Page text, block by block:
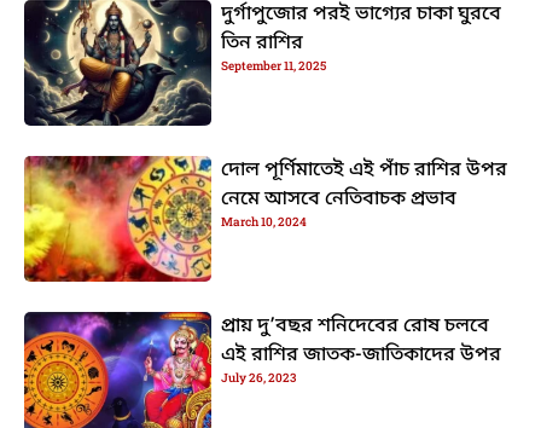
দুর্গাপুজোর পরই ভাগ্যের চাকা ঘুরবে
তিন রাশির
September 11, 2025
দোল পূর্ণিমাতেই এই পাঁচ রাশির উপর
নেমে আসবে নেতিবাচক প্রভাব
March 10, 2024
প্রায় দু’বছর শনিদেবের রোষ চলবে
এই রাশির জাতক-জাতিকাদের উপর
July 26, 2023